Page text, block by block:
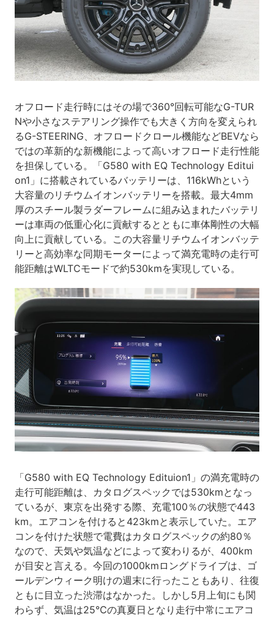
オフロード走行時にはその場で360°回転可能なG-TUR
Nや小さなステアリング操作でも大きく方向を変えられ
るG-STEERING、オフロードクロール機能などBEVなら
ではの革新的な新機能によって高いオフロード走行性能
を担保している。「G580 with EQ Technology Editui
on1」に搭載されているバッテリーは、116kWhという
大容量のリチウムイオンバッテリーを搭載。最大4mm
厚のスチール製ラダーフレームに組み込まれたバッテリ
ーは車両の低重心化に貢献するとともに車体剛性の大幅
向上に貢献している。この大容量リチウムイオンバッテ
リーと高効率な同期モーターによって満充電時の走行可
能距離はWLTCモードで約530kmを実現している。
「G580 with EQ Technology Edituion1」の満充電時の
走行可能距離は、カタログスペックでは530kmとなっ
ているが、東京を出発する際、充電100％の状態で443
km。エアコンを付けると423kmと表示していた。エア
コンを付けた状態で電費はカタログスペックの約80％
なので、天気や気温などによって変わりるが、400km
が目安と言える。今回の1000kmロングドライブは、ゴ
ールデンウィーク明けの週末に行ったこともあり、往復
ともに目立った渋滞はなかった。しかし5月上旬にも関
わらず、気温は25℃の真夏日となり走行中常にエアコ